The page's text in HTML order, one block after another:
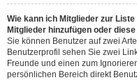
Wie kann ich Mitglieder zur
Mitglieder hinzufügen oder
Sie können Benutzer auf zwei
Benutzerprofil sehen Sie zwei
Freunde und einen zum
persönlichen Bereich direkt